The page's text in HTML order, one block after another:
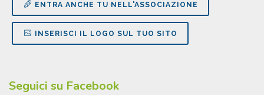
ENTRA ANCHE TU NELL'ASSOCIAZIONE
INSERISCI IL LOGO SUL TUO SITO
Seguici su Facebook